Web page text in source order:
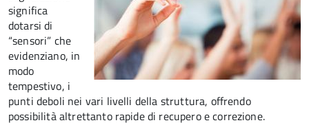
significa
dotarsi di
“sensori” che
evidenziano, in
modo
tempestivo, i
punti deboli nei vari livelli della struttura, offrendo
possibilità altrettanto rapide di recupero e correzione.